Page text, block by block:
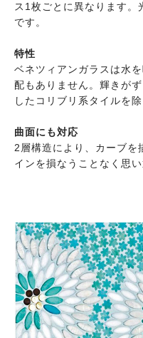
ス1枚ごとに異なります。
です。
特性
ベネツィアンガラスは水
配もありません。輝きが
したコリブリ系タイルを除
曲面にも対応
2層構造により、カーブを
インを損なうことなく思